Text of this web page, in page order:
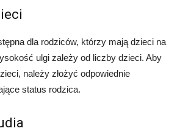
dla rodziców, którzy mają dzieci na
ulgi zależy od liczby dzieci. Aby
należy złożyć odpowiednie
status rodzica.